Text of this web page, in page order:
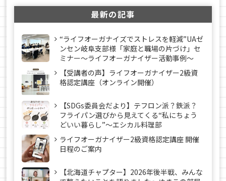
最新の記事
“ライフオーガナイズでストレスを軽減”UAゼ
ンセン岐阜支部様「家庭と職場の片づけ」セ
ミナー～ライフオーガナイザー活動事例〜
【受講者の声】ライフオーガナイザー2級資
格認定講座（オンライン開催）
【SDGs委員会だより】テフロン派？鉄派？
フライパン選びから見えてくる“私にちょう
どいい暮らし”～エシカル料理部
ライフオーガナイザー2級資格認定講座 開催
日程のご案内
【北海道チャプター】2026年後半戦、みんな